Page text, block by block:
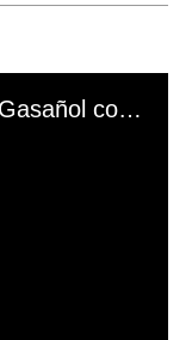
El mal momento de Yanina Gasañol con un hincha argentino en "Subrayado"